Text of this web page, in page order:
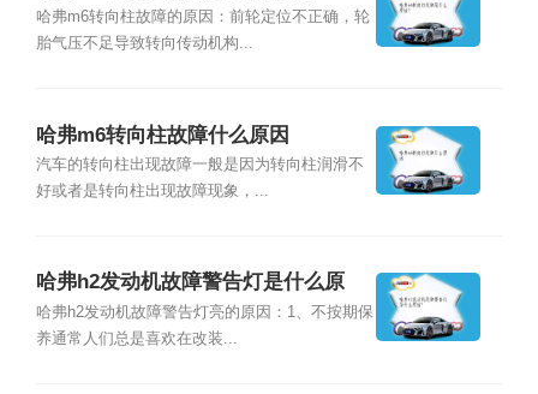
哈弗m6转向柱故障的原因：前轮定位不正确，轮
胎气压不足导致转向传动机构...
哈弗m6转向柱故障什么原因
汽车的转向柱出现故障一般是因为转向柱润滑不
好或者是转向柱出现故障现象，...
哈弗h2发动机故障警告灯是什么原
因?
哈弗h2发动机故障警告灯亮的原因：1、不按期保
养通常人们总是喜欢在改装...